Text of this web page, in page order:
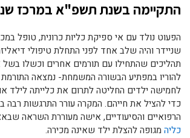
התקיימה בשנת תשפ"א במרכז
הפעוט נולד עם אי ספיקת כליות כרונית, טופל
שניידר והיה שלב אחד לפני התחלת טיפולי
תהליכים שהתחילו עם תורמים אחרים וכשלו
להוריו במפתיע הבשורה המשמחת- נמצאה
לחמישה ילדים החליטה לתרום את כלייתה לילד
כדי להציל את חייהם. המקרה עורר התרגשות רבה
הרפואיים והסיעודיים, אישה מעוררת השראה
כליה מגופה להצלת ילד שאינה מכירה.